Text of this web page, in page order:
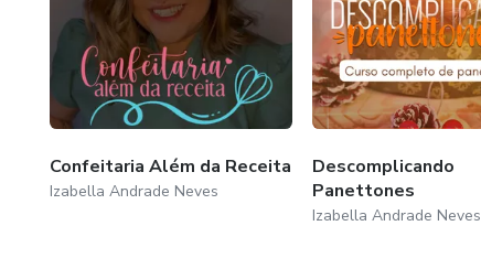
Confeitaria Além da Receita
Izabella Andrade Neves
Descomplicando
Panettones
Izabella Andrade Neves